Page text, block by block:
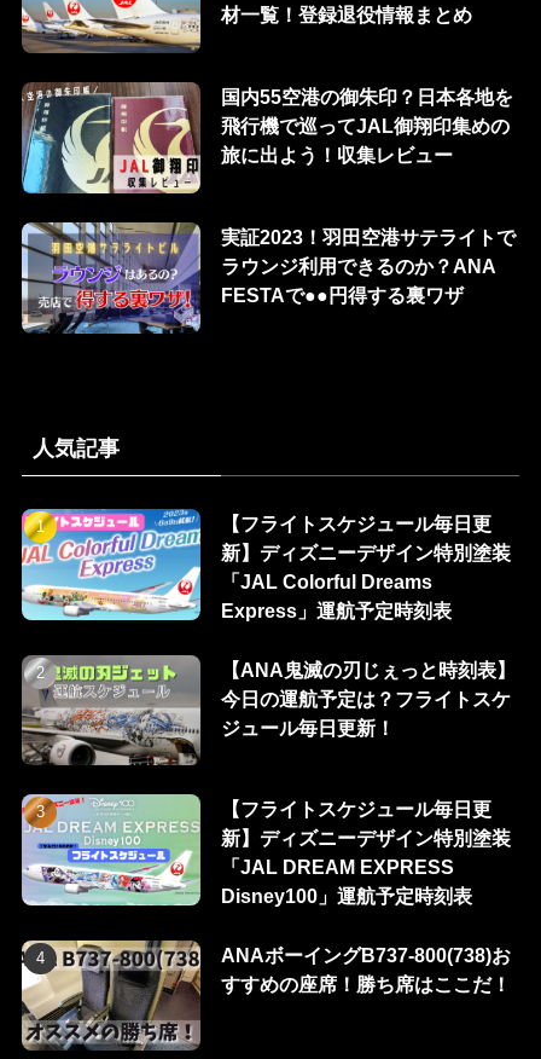
材一覧！登録退役情報まとめ
国内55空港の御朱印？日本各地を
飛行機で巡ってJAL御翔印集めの
旅に出よう！収集レビュー
実証2023！羽田空港サテライトで
ラウンジ利用できるのか？ANA
FESTAで●●円得する裏ワザ
人気記事
【フライトスケジュール毎日更
新】ディズニーデザイン特別塗装
「JAL Colorful Dreams
Express」運航予定時刻表
【ANA鬼滅の刃じぇっと時刻表】
今日の運航予定は？フライトスケ
ジュール毎日更新！
【フライトスケジュール毎日更
新】ディズニーデザイン特別塗装
「JAL DREAM EXPRESS
Disney100」運航予定時刻表
ANAボーイングB737-800(738)お
すすめの座席！勝ち席はここだ！